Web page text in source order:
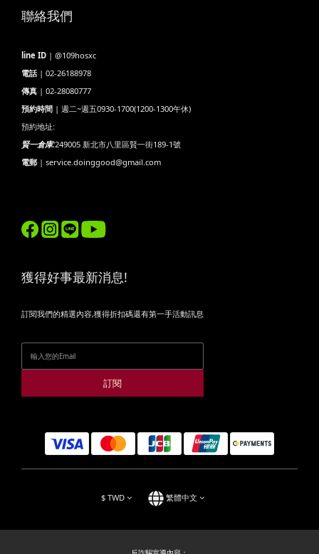
聯絡我們
line ID | @109hosxc
電話 | 02-26188978
傳真 | 02-28080777
預約時間 | 週二~週五0930-1700(1200-1300午休)
預約地址:
賢一倉庫:249005 新北市八里區賢一街189-1號
電郵 | service.doinggood@gmail.com
獲得好事最新消息!
訂閱我們的精選內容,獲得折扣碼還有第一手活動訊息
訂閱
$ TWD 繁體中文